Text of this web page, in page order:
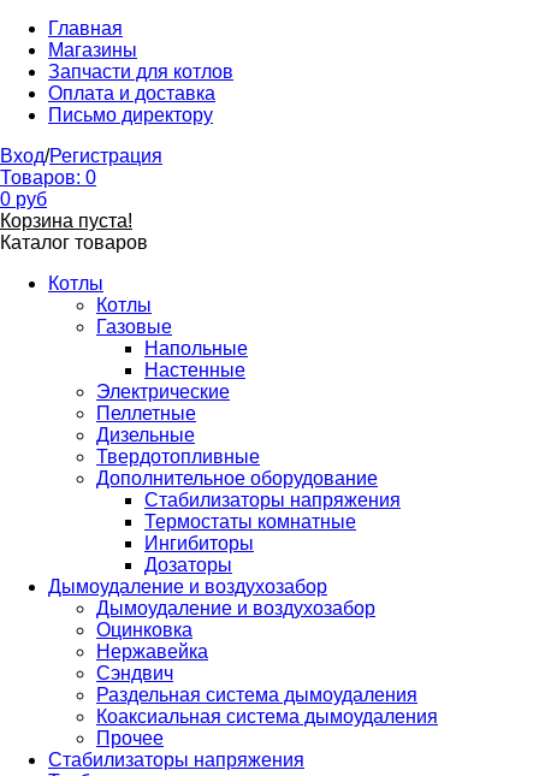
Главная
Магазины
Запчасти для котлов
Оплата и доставка
Письмо директору
Вход/Регистрация
Товаров: 0
0 руб
Корзина пуста!
Каталог товаров
Котлы
Котлы
Газовые
Напольные
Настенные
Электрические
Пеллетные
Дизельные
Твердотопливные
Дополнительное оборудование
Стабилизаторы напряжения
Термостаты комнатные
Ингибиторы
Дозаторы
Дымоудаление и воздухозабор
Дымоудаление и воздухозабор
Оцинковка
Нержавейка
Сэндвич
Раздельная система дымоудаления
Коаксиальная система дымоудаления
Прочее
Стабилизаторы напряжения